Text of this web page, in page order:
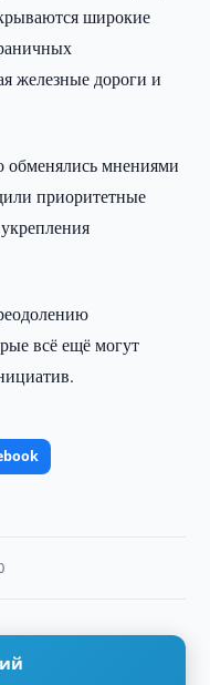
широкие
железные дороги и
обменялись мнениями
приоритетные
всё ещё могут